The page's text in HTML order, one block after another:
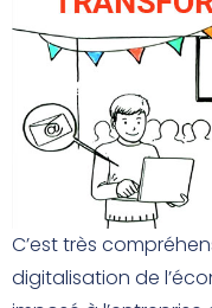
C’est très
digitalisation de